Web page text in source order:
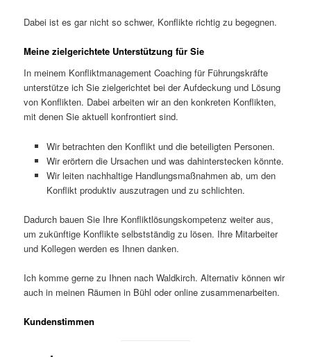
Dabei ist es gar nicht so schwer, Konflikte richtig zu begegnen.
Meine zielgerichtete Unterstützung für Sie
In meinem Konfliktmanagement Coaching für Führungskräfte
unterstütze ich Sie zielgerichtet bei der Aufdeckung und Lösung
von Konflikten. Dabei arbeiten wir an den konkreten Konflikten,
mit denen Sie aktuell konfrontiert sind.
Wir betrachten den Konflikt und die beteiligten Personen.
Wir erörtern die Ursachen und was dahinterstecken könnte.
Wir leiten nachhaltige Handlungsmaßnahmen ab, um den
Konflikt produktiv auszutragen und zu schlichten.
Dadurch bauen Sie Ihre Konfliktlösungskompetenz weiter aus,
um zukünftige Konflikte selbstständig zu lösen. Ihre Mitarbeiter
und Kollegen werden es Ihnen danken.
Ich komme gerne zu Ihnen nach Waldkirch. Alternativ können wir
auch in meinen Räumen in Bühl oder online zusammenarbeiten.
Kundenstimmen